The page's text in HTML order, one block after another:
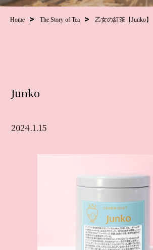
Home The Story of Tea 乙女の紅茶【Junko】
Junko
2024.1.15